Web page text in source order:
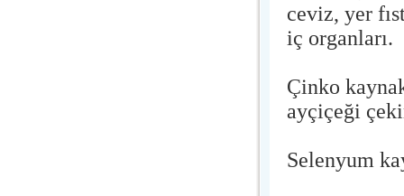
ceviz, yer
iç organları.
Çinko
ayçiçeği
Selenyum